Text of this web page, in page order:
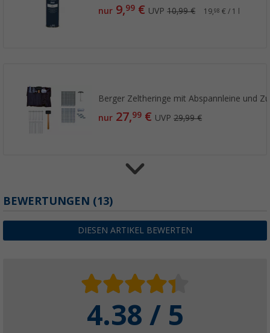
nur 9,99 € UVP10,99 € 19,98 € / 1 l
Berger Zeltheringe mit Abspannleine und
nur 27,99 € UVP29,99 €
Dimmfunktion
(Über100)
24,99€UVP39,99 €
BEWERTUNGEN (13)
DIESEN ARTIKEL BEWERTEN
4.38 / 5